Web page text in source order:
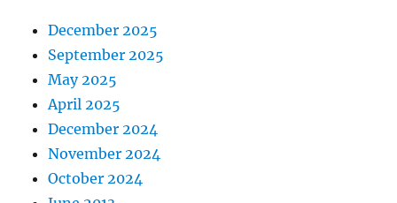
December 2025
September 2025
May 2025
April 2025
December 2024
November 2024
October 2024